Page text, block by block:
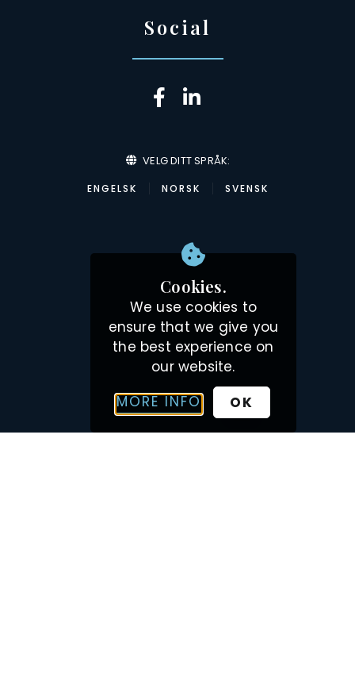
Social
VELG DITT SPRÅK:
ENGELSK NORSK SVENSK
Cookies.
We use cookies to
ensure that we give you
the best experience on
our website.
MORE INFO
OK